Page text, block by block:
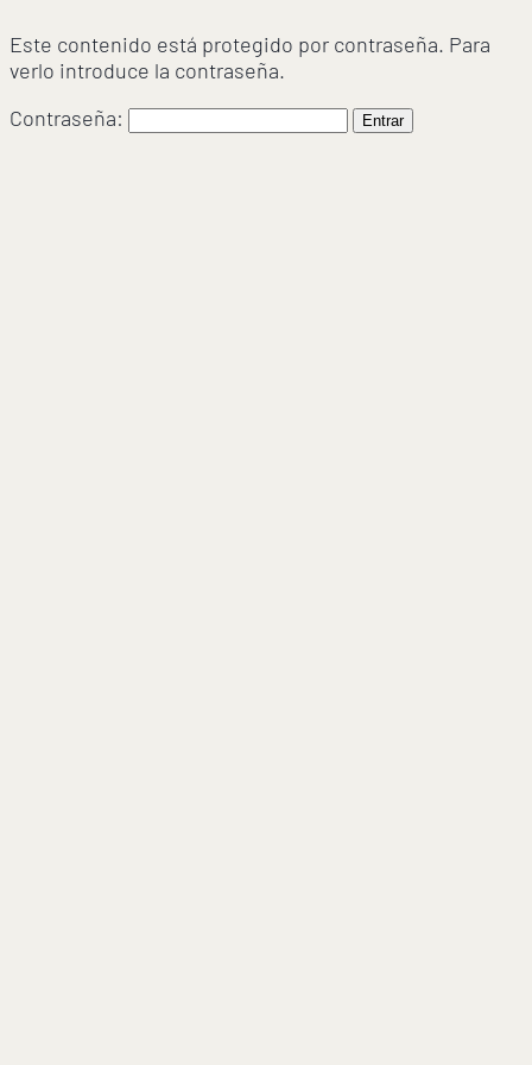
Este contenido está protegido por contraseña. Para
verlo introduce la contraseña.
Contraseña: